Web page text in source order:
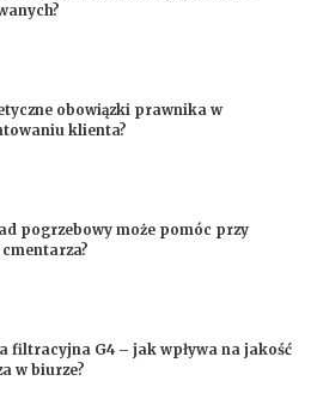
obowiązki prawnika w
klienta?
pogrzebowy może pomóc przy
filtracyjna G4 – jak wpływa na jakość
w biurze?